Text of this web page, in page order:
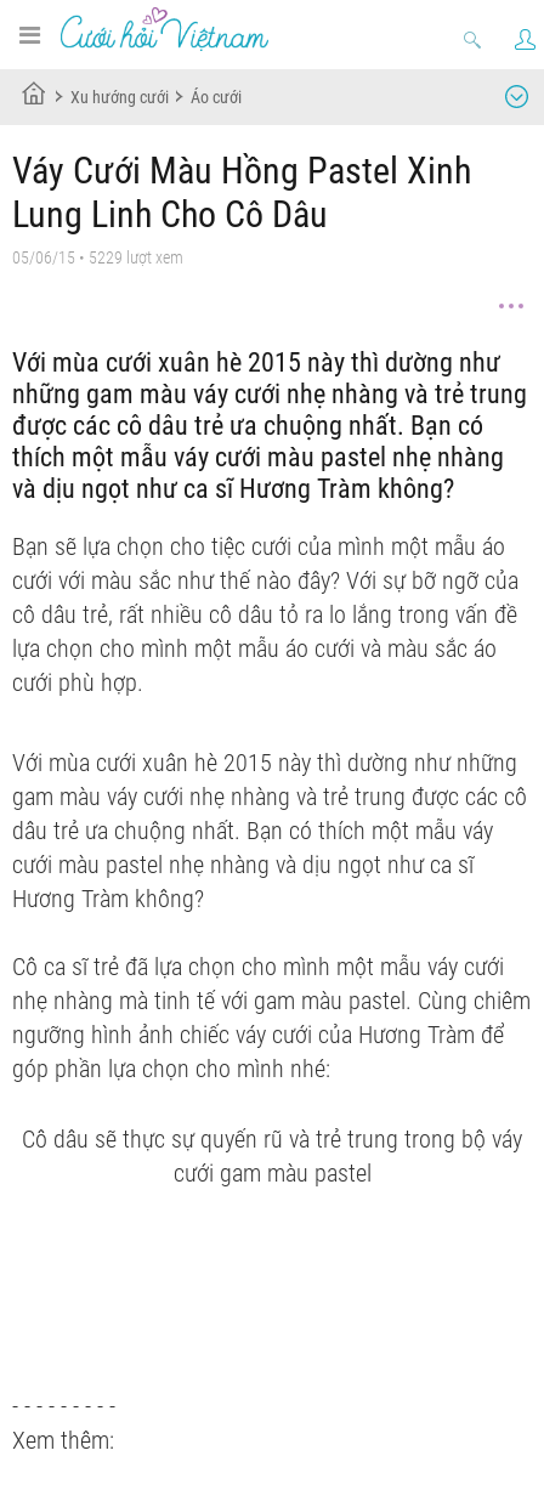
Xu hướng cưới Áo cưới
Váy Cưới Màu Hồng Pastel Xinh
Lung Linh Cho Cô Dâu
05/06/15 • 5229 lượt xem
Với mùa cưới xuân hè 2015 này thì dường như
những gam màu váy cưới nhẹ nhàng và trẻ trung
được các cô dâu trẻ ưa chuộng nhất. Bạn có
thích một mẫu váy cưới màu pastel nhẹ nhàng
và dịu ngọt như ca sĩ Hương Tràm không?
Bạn sẽ lựa chọn cho tiệc cưới của mình một mẫu áo
cưới với màu sắc như thế nào đây? Với sự bỡ ngỡ của
cô dâu trẻ, rất nhiều cô dâu tỏ ra lo lắng trong vấn đề
lựa chọn cho mình một mẫu áo cưới và màu sắc áo
cưới phù hợp.
Với mùa cưới xuân hè 2015 này thì dường như những
gam màu váy cưới nhẹ nhàng và trẻ trung được các cô
dâu trẻ ưa chuộng nhất. Bạn có thích một mẫu váy
cưới màu pastel nhẹ nhàng và dịu ngọt như ca sĩ
Hương Tràm không?
Cô ca sĩ trẻ đã lựa chọn cho mình một mẫu váy cưới
nhẹ nhàng mà tinh tế với gam màu pastel. Cùng chiêm
ngưỡng hình ảnh chiếc váy cưới của Hương Tràm để
góp phần lựa chọn cho mình nhé:
Cô dâu sẽ thực sự quyến rũ và trẻ trung trong bộ váy
cưới gam màu pastel
- - - - - - - - -
Xem thêm: